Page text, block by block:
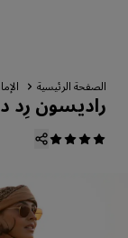
الصفحة الرئيسية
راديسون رِد